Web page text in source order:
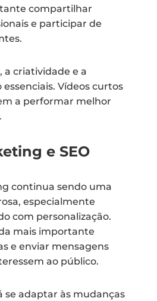
compartilhar
e participar de
a criatividade e a
Vídeos curtos
a performar melhor
e SEO
continua sendo uma
especialmente
com personalização.
mais importante
e enviar mensagens
ao público.
se adaptar às mudanças